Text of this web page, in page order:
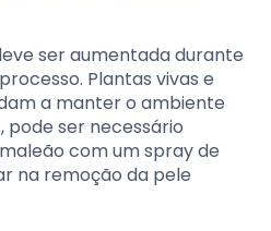
ser aumentada durante
Plantas vivas e
a manter o ambiente
pode ser necessário
com um spray de
na remoção da pele